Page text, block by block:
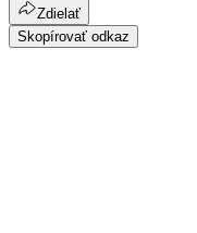
Zdielať
Skopírovať odkaz